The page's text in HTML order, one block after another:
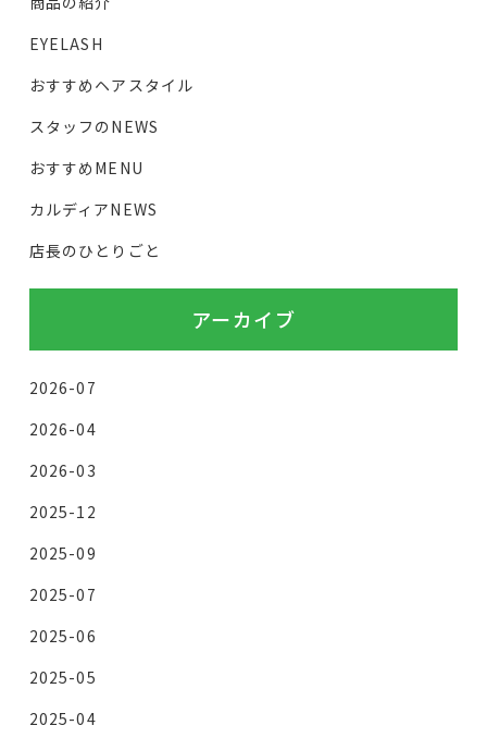
EYELASH
おすすめヘアスタイル
スタッフのNEWS
おすすめMENU
カルディアNEWS
店長のひとりごと
アーカイブ
2026-07
2026-04
2026-03
2025-12
2025-09
2025-07
2025-06
2025-05
2025-04